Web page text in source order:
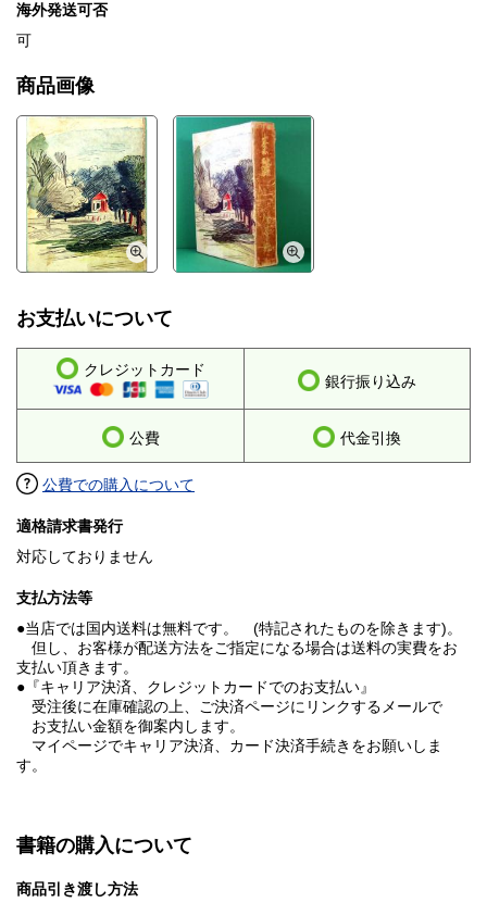
海外発送可否
可
商品画像
お支払いについて
クレジットカード
銀行振り込み
公費 代金引換
公費での購入について
適格請求書発行
対応しておりません
支払方法等
●当店では国内送料は無料です。 (特記されたものを除きます)。
但し、お客様が配送方法をご指定になる場合は送料の実費をお
支払い頂きます。
●『キャリア決済、クレジットカードでのお支払い』
受注後に在庫確認の上、ご決済ページにリンクするメールで
お支払い金額を御案内します。
マイページでキャリア決済、カード決済手続きをお願いしま
す。
書籍の購入について
商品引き渡し方法